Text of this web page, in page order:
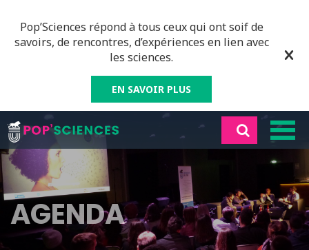
Pop’Sciences répond à tous ceux qui ont soif de
savoirs, de rencontres, d’expériences en lien avec
les sciences.
EN SAVOIR PLUS
AGENDA